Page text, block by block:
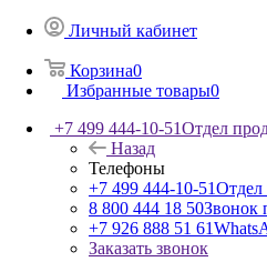
Личный кабинет
Корзина0
Избранные товары0
+7 499 444-10-51Отдел
Назад
Телефоны
+7 499 444-10-51Отдел
8 800 444 18 50Звонок
+7 926 888 51 61
Заказать звонок